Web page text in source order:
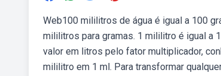
Web100 mililitros de água é igual a 100
mililitros para gramas. 1 mililitro é igual a
valor em litros pelo fator multiplicador,
mililitro em 1 ml. Para transformar